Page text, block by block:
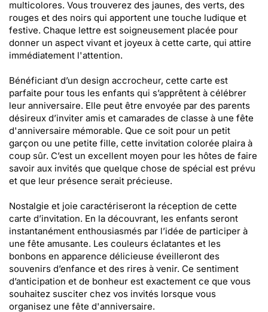
multicolores. Vous trouverez des jaunes, des verts, des
rouges et des noirs qui apportent une touche ludique et
festive. Chaque lettre est soigneusement placée pour
donner un aspect vivant et joyeux à cette carte, qui attire
immédiatement l'attention.
Bénéficiant d’un design accrocheur, cette carte est
parfaite pour tous les enfants qui s’apprêtent à célébrer
leur anniversaire. Elle peut être envoyée par des parents
désireux d’inviter amis et camarades de classe à une fête
d'anniversaire mémorable. Que ce soit pour un petit
garçon ou une petite fille, cette invitation colorée plaira à
coup sûr. C’est un excellent moyen pour les hôtes de faire
savoir aux invités que quelque chose de spécial est prévu
et que leur présence serait précieuse.
Nostalgie et joie caractériseront la réception de cette
carte d’invitation. En la découvrant, les enfants seront
instantanément enthousiasmés par l’idée de participer à
une fête amusante. Les couleurs éclatantes et les
bonbons en apparence délicieuse éveilleront des
souvenirs d’enfance et des rires à venir. Ce sentiment
d’anticipation et de bonheur est exactement ce que vous
souhaitez susciter chez vos invités lorsque vous
organisez une fête d'anniversaire.